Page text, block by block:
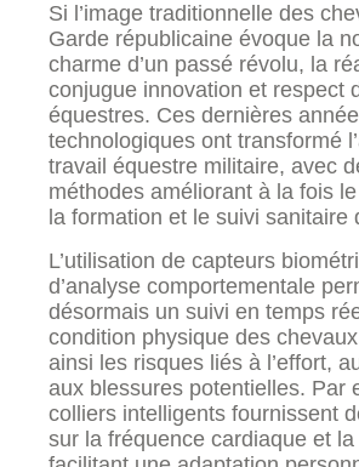
Si l’image traditionnelle des
Garde républicaine évoque la
charme d’un passé révolu, la
conjugue innovation et respect
équestres. Ces dernières
technologiques ont transformé
travail équestre militaire, avec
méthodes améliorant à la fois
la formation et le suivi sanitaire
L’utilisation de capteurs
d’analyse comportementale
désormais un suivi en temps
condition physique des
ainsi les risques liés à l’effort,
aux blessures potentielles. Par
colliers intelligents fournissent
sur la fréquence cardiaque et